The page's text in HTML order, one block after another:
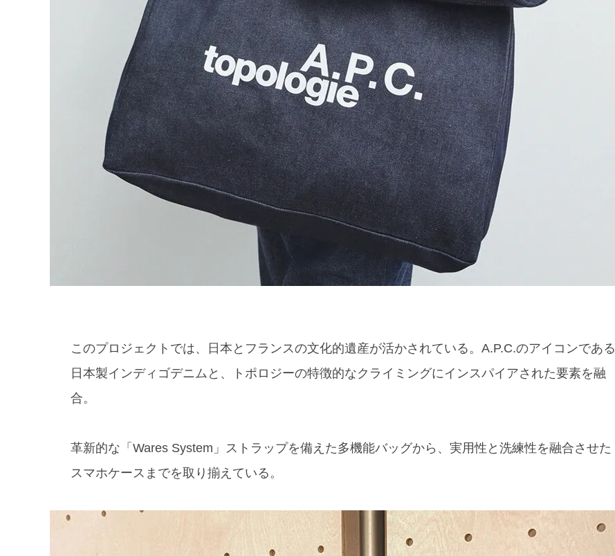
このプロジェクトでは、日本とフランスの文化的遺産が活かされている。A.P.C.のアイコンである
日本製インディゴデニムと、トポロジーの特徴的なクライミングにインスパイアされた要素を融
合。
革新的な「Wares System」ストラップを備えた多機能バッグから、実用性と洗練性を融合させた
スマホケースまでを取り揃えている。